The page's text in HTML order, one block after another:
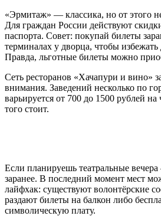
«Эрмитаж» — классика, но от этого
Для граждан России действуют
паспорта. Совет: покупай билеты
терминалах у дворца, чтобы
Правда, льготные билеты можно
Сеть ресторанов «Хачапури и вино»
внимания. Заведений несколько по
варьируется от 700 до 1500 рублей на
того стоит.
Если планируешь театральные
заранее. В последний момент мест
лайфхак: существуют волонтёрские
раздают билеты на балкон либо
символическую плату.